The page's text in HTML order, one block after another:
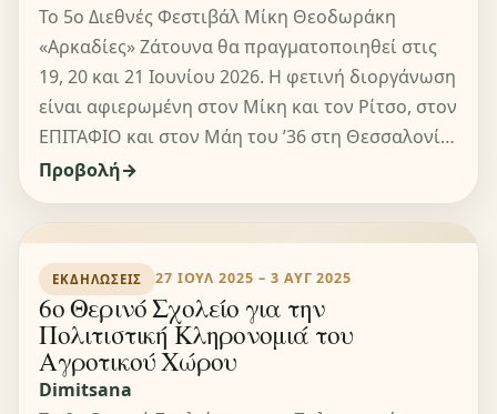
Το 5ο Διεθνές Φεστιβάλ Μίκη Θεοδωράκη
«Αρκαδίες» Ζάτουνα θα πραγματοποιηθεί στις
19, 20 και 21 Ιουνίου 2026. Η φετινή διοργάνωση
είναι αφιερωμένη στον Μίκη και τον Ρίτσο, στον
ΕΠΙΤΑΦΙΟ και στον Μάη του ’36 στη Θεσσαλονί…
Προβολή
ΕΚΔΗΛΏΣΕΙΣ 27 ΙΟΥΛ 2025 – 3 ΑΥΓ 2025
6ο Θερινό Σχολείο για την
Πολιτιστική Κληρονομιά του
Αγροτικού Χώρου
Dimitsana